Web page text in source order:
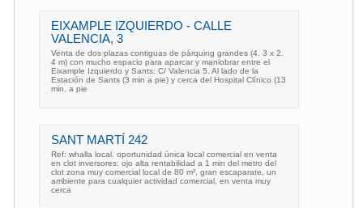
EIXAMPLE IZQUIERDO - CALLE
VALENCIA, 3
Venta de dos plazas contiguas de párquing grandes (4. 3 x 2.
4 m) con mucho espacio para aparcar y maniobrar entre el
Eixample Izquierdo y Sants: C/ Valencia 5. Al lado de la
Estación de Sants (3 min a pie) y cerca del Hospital Clínico (13
min. a pie
SANT MARTÍ 242
Ref: whalla local. oportunidad única local comercial en venta
en clot inversores: ojo alta rentabilidad a 1 min del metro del
clot zona muy comercial local de 80 m², gran escaparate, un
ambiente para cualquier actividad comercial, en venta muy
cerca